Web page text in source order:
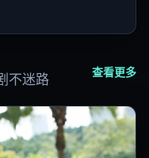
不迷路 查看更多